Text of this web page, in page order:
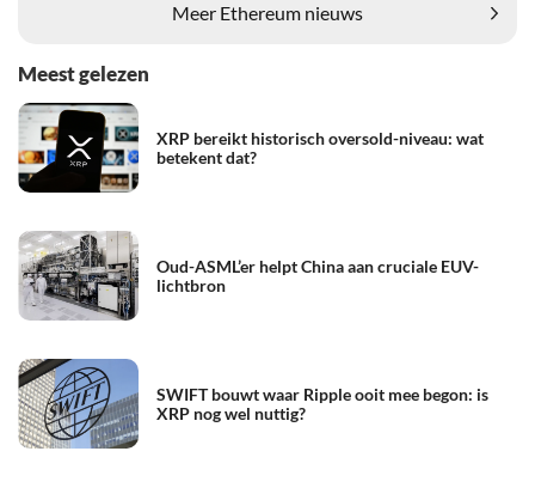
Meer Ethereum nieuws
Meest gelezen
XRP bereikt historisch oversold-niveau: wat
betekent dat?
Oud-ASML’er helpt China aan cruciale EUV-
lichtbron
SWIFT bouwt waar Ripple ooit mee begon: is
XRP nog wel nuttig?